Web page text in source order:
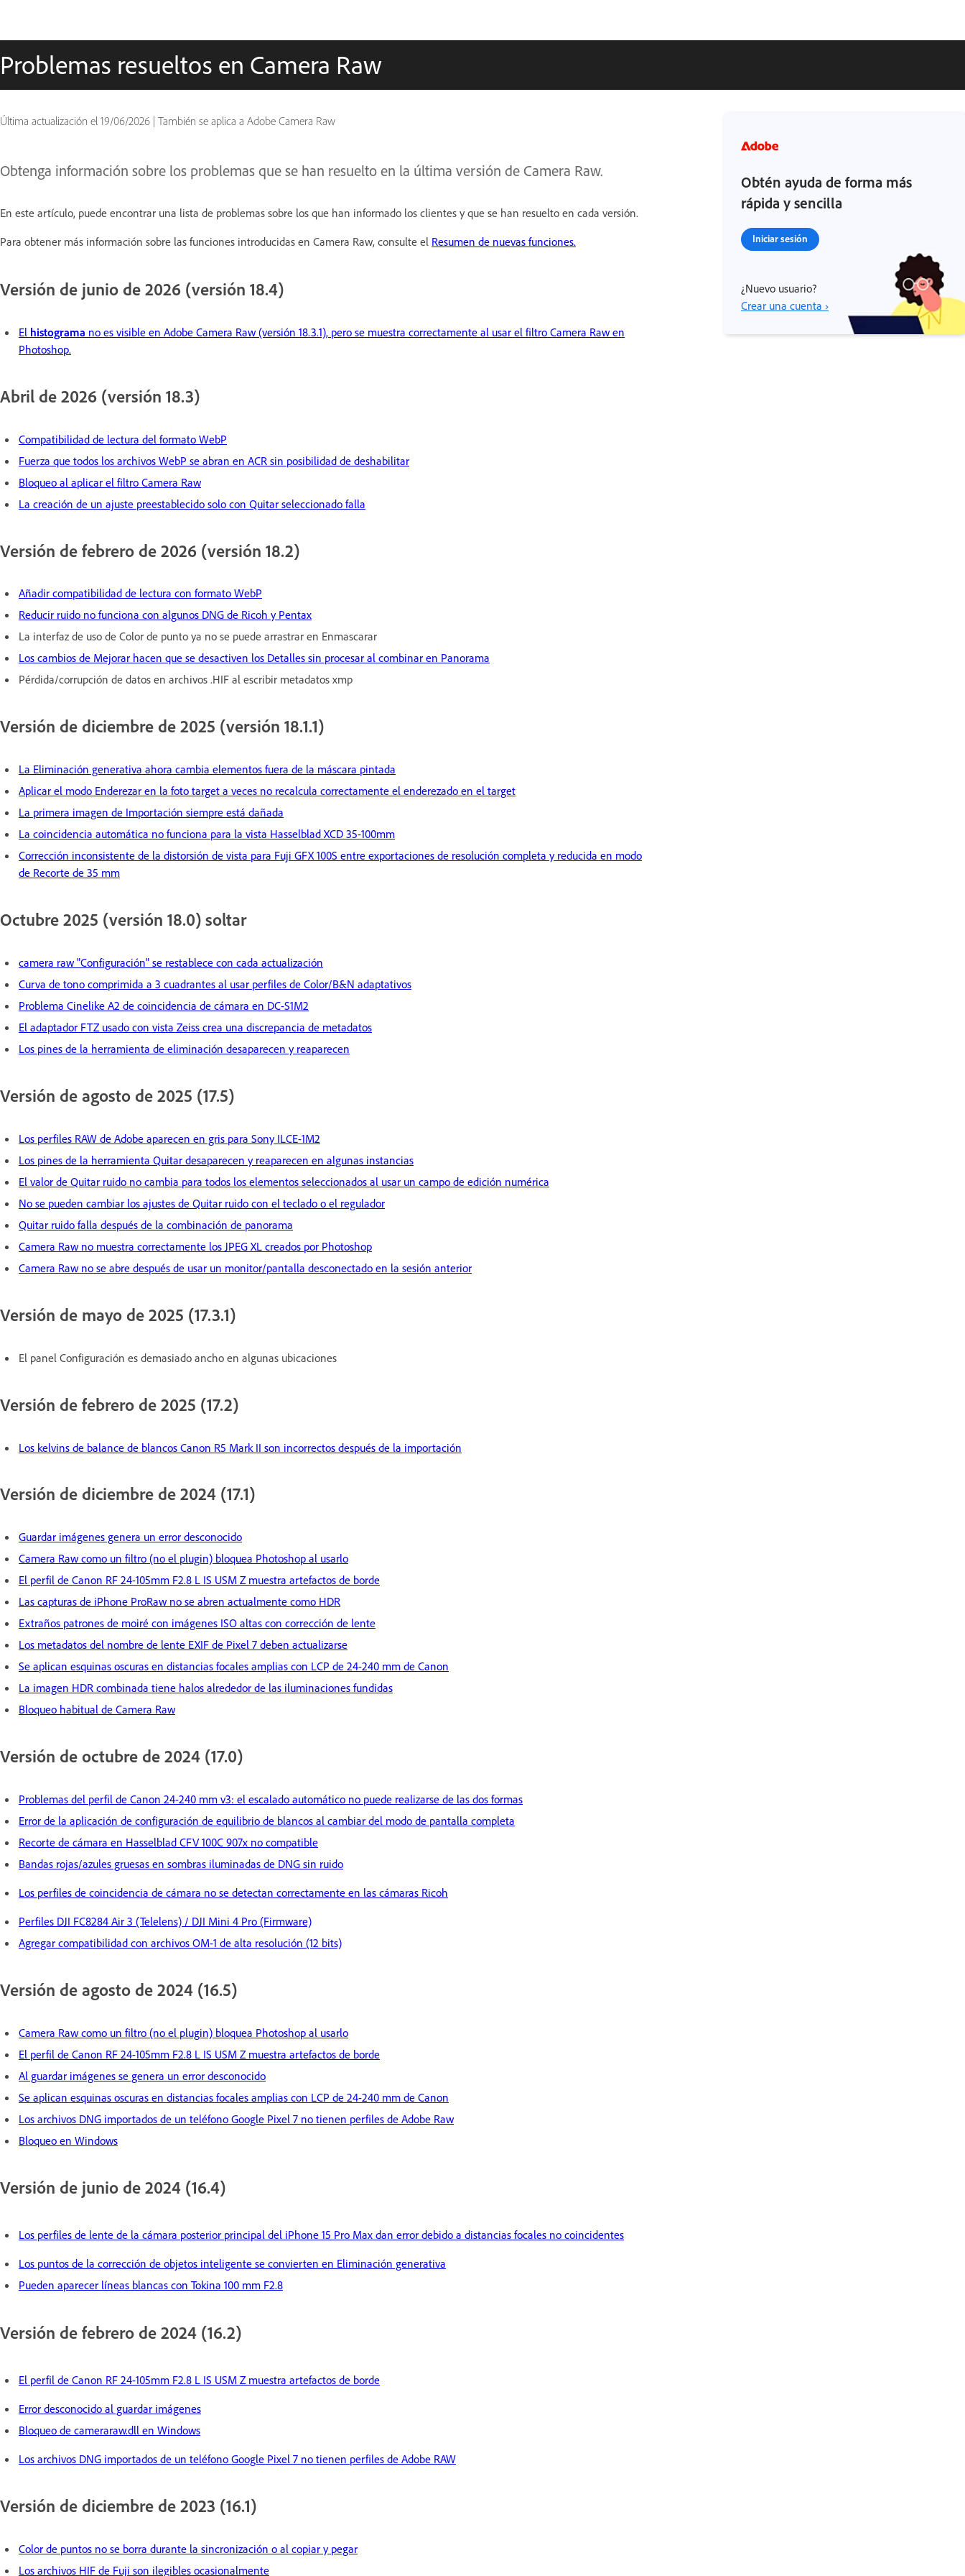
Problemas resueltos en Camera Raw
Última actualización el 19/06/2026 | También se aplica a Adobe Camera Raw
Obtenga información sobre los problemas que se han resuelto en la última versión de Camera Raw.
En este artículo, puede encontrar una lista de problemas sobre los que han informado los clientes y que se han resuelto en cada versión.
Para obtener más información sobre las funciones introducidas en Camera Raw, consulte el Resumen de nuevas funciones.
Versión de junio de 2026 (versión 18.4)
El histograma no es visible en Adobe Camera Raw (versión 18.3.1), pero se muestra correctamente al usar el filtro Camera Raw en
Photoshop.
Abril de 2026 (versión 18.3)
Compatibilidad de lectura del formato WebP
Fuerza que todos los archivos WebP se abran en ACR sin posibilidad de deshabilitar
Bloqueo al aplicar el filtro Camera Raw
La creación de un ajuste preestablecido solo con Quitar seleccionado falla
Versión de febrero de 2026 (versión 18.2)
Añadir compatibilidad de lectura con formato WebP
Reducir ruido no funciona con algunos DNG de Ricoh y Pentax
La interfaz de uso de Color de punto ya no se puede arrastrar en Enmascarar
Los cambios de Mejorar hacen que se desactiven los Detalles sin procesar al combinar en Panorama
Pérdida/corrupción de datos en archivos .HIF al escribir metadatos xmp
Versión de diciembre de 2025 (versión 18.1.1)
La Eliminación generativa ahora cambia elementos fuera de la máscara pintada
Aplicar el modo Enderezar en la foto target a veces no recalcula correctamente el enderezado en el target
La primera imagen de Importación siempre está dañada
La coincidencia automática no funciona para la vista Hasselblad XCD 35-100mm
Corrección inconsistente de la distorsión de vista para Fuji GFX 100S entre exportaciones de resolución completa y reducida en modo
de Recorte de 35 mm
Octubre 2025 (versión 18.0) soltar
camera raw "Configuración" se restablece con cada actualización
Curva de tono comprimida a 3 cuadrantes al usar perfiles de Color/B&N adaptativos
Problema Cinelike A2 de coincidencia de cámara en DC-S1M2
El adaptador FTZ usado con vista Zeiss crea una discrepancia de metadatos
Los pines de la herramienta de eliminación desaparecen y reaparecen
Versión de agosto de 2025 (17.5)
Los perfiles RAW de Adobe aparecen en gris para Sony ILCE-1M2
Los pines de la herramienta Quitar desaparecen y reaparecen en algunas instancias
El valor de Quitar ruido no cambia para todos los elementos seleccionados al usar un campo de edición numérica
No se pueden cambiar los ajustes de Quitar ruido con el teclado o el regulador
Quitar ruido falla después de la combinación de panorama
Camera Raw no muestra correctamente los JPEG XL creados por Photoshop
Camera Raw no se abre después de usar un monitor/pantalla desconectado en la sesión anterior
Versión de mayo de 2025 (17.3.1)
El panel Configuración es demasiado ancho en algunas ubicaciones
Versión de febrero de 2025 (17.2)
Los kelvins de balance de blancos Canon R5 Mark II son incorrectos después de la importación
Versión de diciembre de 2024 (17.1)
Guardar imágenes genera un error desconocido
Camera Raw como un filtro (no el plugin) bloquea Photoshop al usarlo
El perfil de Canon RF 24-105mm F2.8 L IS USM Z muestra artefactos de borde
Las capturas de iPhone ProRaw no se abren actualmente como HDR
Extraños patrones de moiré con imágenes ISO altas con corrección de lente
Los metadatos del nombre de lente EXIF de Pixel 7 deben actualizarse
Se aplican esquinas oscuras en distancias focales amplias con LCP de 24-240 mm de Canon
La imagen HDR combinada tiene halos alrededor de las iluminaciones fundidas
Bloqueo habitual de Camera Raw
Versión de octubre de 2024 (17.0)
Problemas del perfil de Canon 24-240 mm v3: el escalado automático no puede realizarse de las dos formas
Error de la aplicación de configuración de equilibrio de blancos al cambiar del modo de pantalla completa
Recorte de cámara en Hasselblad CFV 100C 907x no compatible
Bandas rojas/azules gruesas en sombras iluminadas de DNG sin ruido
Los perfiles de coincidencia de cámara no se detectan correctamente en las cámaras Ricoh
Perfiles DJI FC8284 Air 3 (Telelens) / DJI Mini 4 Pro (Firmware)
Agregar compatibilidad con archivos OM-1 de alta resolución (12 bits)
Versión de agosto de 2024 (16.5)
Camera Raw como un filtro (no el plugin) bloquea Photoshop al usarlo
El perfil de Canon RF 24-105mm F2.8 L IS USM Z muestra artefactos de borde
Al guardar imágenes se genera un error desconocido
Se aplican esquinas oscuras en distancias focales amplias con LCP de 24-240 mm de Canon
Los archivos DNG importados de un teléfono Google Pixel 7 no tienen perfiles de Adobe Raw
Bloqueo en Windows
Versión de junio de 2024 (16.4)
Los perfiles de lente de la cámara posterior principal del iPhone 15 Pro Max dan error debido a distancias focales no coincidentes
Los puntos de la corrección de objetos inteligente se convierten en Eliminación generativa
Pueden aparecer líneas blancas con Tokina 100 mm F2.8
Versión de febrero de 2024 (16.2)
El perfil de Canon RF 24-105mm F2.8 L IS USM Z muestra artefactos de borde
Error desconocido al guardar imágenes
Bloqueo de cameraraw.dll en Windows
Los archivos DNG importados de un teléfono Google Pixel 7 no tienen perfiles de Adobe RAW
Versión de diciembre de 2023 (16.1)
Color de puntos no se borra durante la sincronización o al copiar y pegar
Los archivos HIF de Fuji son ilegibles ocasionalmente
Obtén ayuda de forma más
rápida y sencilla
Iniciar sesión
¿Nuevo usuario?
Crear una cuenta ›